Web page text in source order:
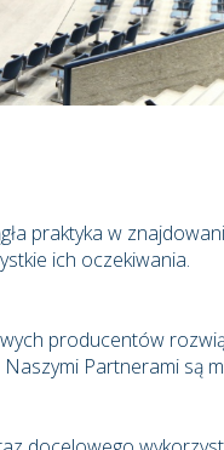
praktyka w
ich oczekiwania.
producentów
Partnerami są